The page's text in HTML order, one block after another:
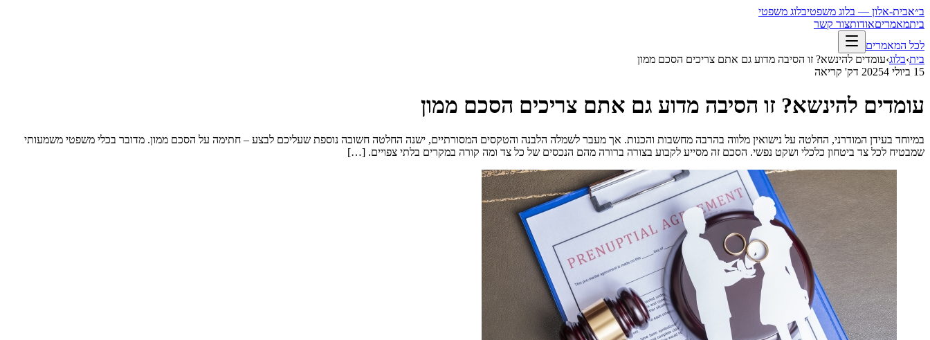
ב״אבית-אלון — בלוג משפטיבלוג משפטי
ביתמאמריםאודותצור קשר
לכל המאמרים
בית›בלוג›עומדים להינשא? זו הסיבה מדוע גם אתם צריכים הסכם ממון
15 ביולי 2025
4 דק' קריאה
עומדים להינשא? זו הסיבה מדוע גם אתם צריכים הסכם ממון
במיוחד בעידן המודרני, החלטה על נישואין מלווה בהרבה מחשבות והכנות. אך מעבר לשמלה הלבנה והטקסים המסורתיים, ישנה החלטה חשובה נוספת שעליכם לבצע – חתימה על הסכם ממון. מדובר בכלי משפטי משמעותי
שמבטיח לכל צד ביטחון כלכלי ושקט נפשי. הסכם זה מסייע לקבוע בצורה ברורה מהם הנכסים של כל צד ומה קורה במקרים בלתי צפויים. […]